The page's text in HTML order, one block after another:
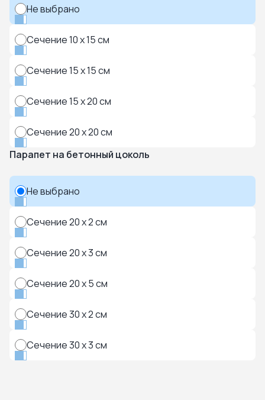
Не выбрано
Сечение 10 x 15 см
Сечение 15 x 15 см
Сечение 15 x 20 см
Сечение 20 x 20 см
Парапет на бетонный цоколь
Не выбрано
Сечение 20 x 2 см
Сечение 20 x 3 см
Сечение 20 x 5 см
Сечение 30 x 2 см
Сечение 30 x 3 см